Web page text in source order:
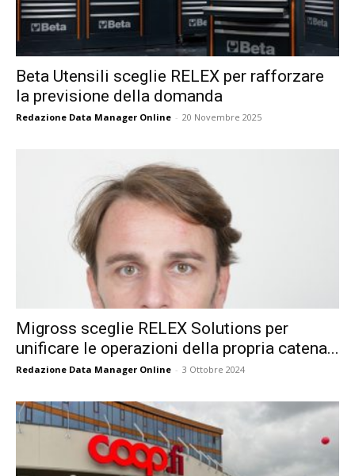
Beta Utensili sceglie RELEX per rafforzare
la previsione della domanda
Redazione Data Manager Online - 20 Novembre 2025
Migross sceglie RELEX Solutions per
unificare le operazioni della propria catena...
Redazione Data Manager Online - 3 Ottobre 2024